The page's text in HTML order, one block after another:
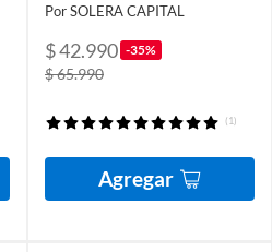
Por SOLERA CAPITAL
$ 42.990 -35%
$ 65.990
(1)
Agregar